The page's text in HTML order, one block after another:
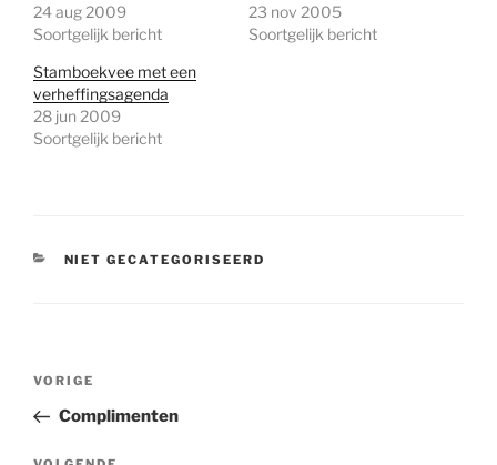
24 aug 2009
Soortgelijk bericht
23 nov 2005
Soortgelijk bericht
Stamboekvee met een
verheffingsagenda
28 jun 2009
Soortgelijk bericht
CATEGORIEËN
NIET GECATEGORISEERD
Bericht
Vorig
bericht
VORIGE
Complimenten